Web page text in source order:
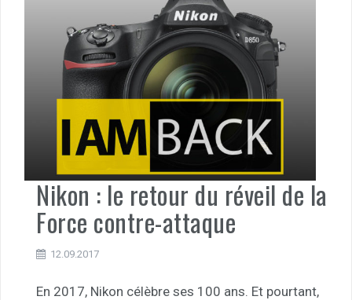
Nikon : le retour du réveil de la
Force contre-attaque
12.09.2017
En 2017, Nikon célèbre ses 100 ans. Et pourtant,